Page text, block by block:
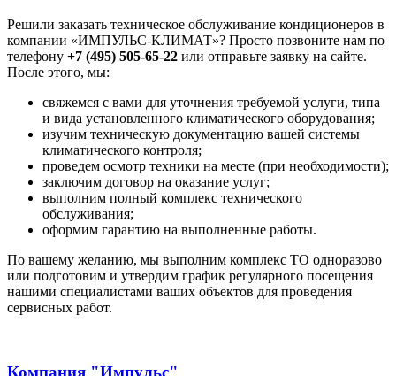
Решили заказать техническое обслуживание кондиционеров в
компании «ИМПУЛЬС-КЛИМАТ»? Просто позвоните нам по
телефону +7 (495) 505-65-22 или отправьте заявку на сайте.
После этого, мы:
свяжемся с вами для уточнения требуемой услуги, типа
и вида установленного климатического оборудования;
изучим техническую документацию вашей системы
климатического контроля;
проведем осмотр техники на месте (при необходимости);
заключим договор на оказание услуг;
выполним полный комплекс технического
обслуживания;
оформим гарантию на выполненные работы.
По вашему желанию, мы выполним комплекс ТО одноразово
или подготовим и утвердим график регулярного посещения
нашими специалистами ваших объектов для проведения
сервисных работ.
Компания "Импульс"